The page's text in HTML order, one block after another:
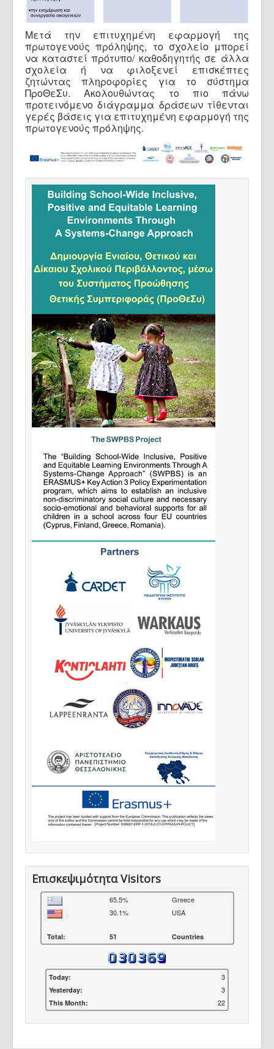
Μετά την επιτυχημένη εφαρμογή της
πρωτογενούς πρόληψης, το σχολείο μπορεί
να καταστεί πρότυπο/ καθοδηγητής σε άλλα
σχολεία ή να φιλοξενεί επισκέπτες
ζητώντας πληροφορίες για το σύστημα
ΠροΘεΣυ. Ακολουθώντας το πιο πάνω
προτεινόμενο διάγραμμα δράσεων τίθενται
γερές βάσεις για επιτυχημένη εφαρμογή της
πρωτογενούς πρόληψης.
Επισκεψιμότητα Visitors
65.5%
Greece
30.1%
USA
Total: 51 Countries
Today: 3
Yesterday: 3
This Month: 22